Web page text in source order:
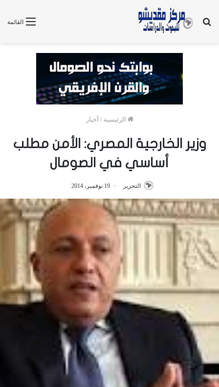
القائمة
بحث
الرئيسية / أخبار
وزير الخارجية المصري: الأمن مطلب
أساسي في الصومال
التحرير 19 نوفمبر، 2014